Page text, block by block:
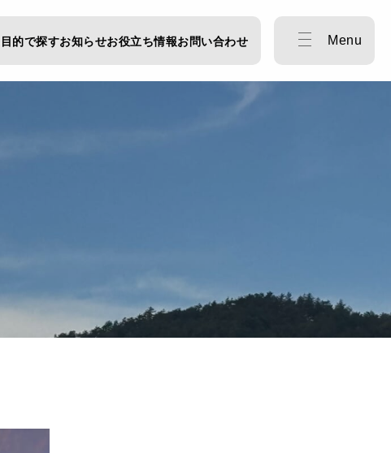
目的で探すお知らせお役立ち情報お問い合わせ Menu